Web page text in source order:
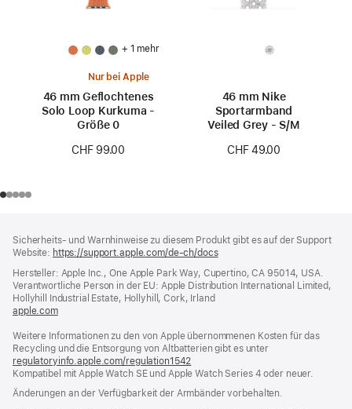
+ 1 mehr
Nur bei Apple
46 mm Geflochtenes
Solo Loop Kurkuma -
Größe 0
CHF 99.00
46 mm Nike
Sportarmband
Veiled Grey - S/M
CHF 49.00
Sicherheits- und Warnhinweise zu diesem Produkt gibt es auf der Support
Website: https://support.apple.com/de-ch/docs(öffnet
neues
Fenster)
Hersteller: Apple Inc., One Apple Park Way, Cupertino, CA 95014, USA.
Verantwortliche Person in der EU: Apple Distribution International Limited,
Hollyhill Industrial Estate, Hollyhill, Cork, Irland
apple.com(öffnet
neues
Fenster)
Weitere Informationen zu den von Apple übernommenen Kosten für das
Recycling und die Entsorgung von Altbatterien gibt es unter
regulatoryinfo.apple.com/regulation1542
ein
neues
Fenster)
Kompatibel mit Apple Watch SE und Apple Watch Series 4 oder neuer.
Änderungen an der Verfügbarkeit der Armbänder vorbehalten.